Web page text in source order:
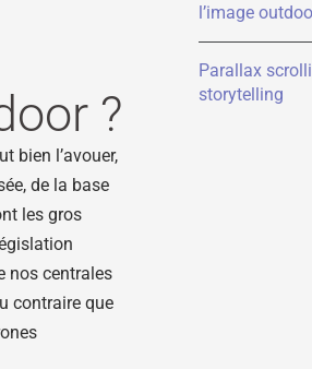
?
bien l’avouer,
de la base
les gros
nos centrales
contraire que
l’image
Parallax
storytelling